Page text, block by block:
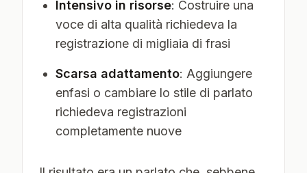
Intensivo in risorse: Costruire una
voce di alta qualità richiedeva la
registrazione di migliaia di frasi
Scarsa adattamento: Aggiungere
enfasi o cambiare lo stile di parlato
richiedeva registrazioni
completamente nuove